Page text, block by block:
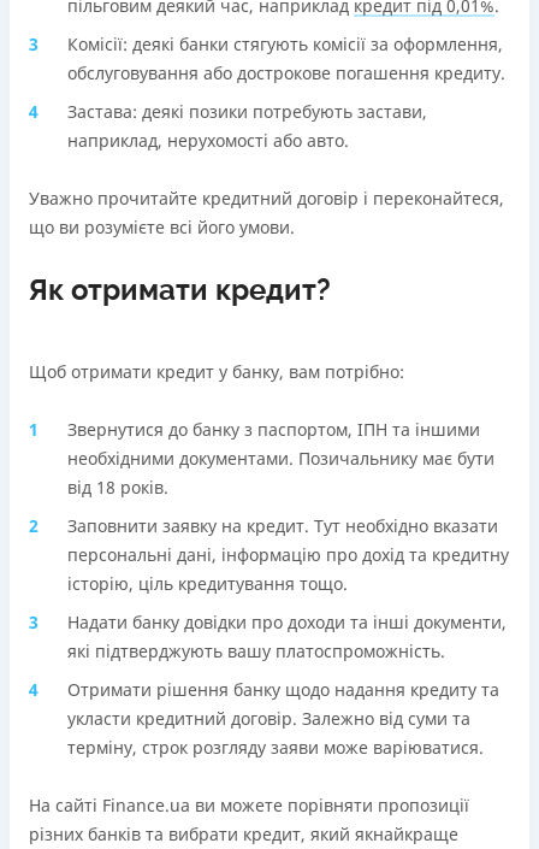
пільговим деякий час, наприклад кредит під 0,01%.
Комісії: деякі банки стягують комісії за оформлення,
обслуговування або дострокове погашення кредиту.
Застава: деякі позики потребують застави,
наприклад, нерухомості або авто.
Уважно прочитайте кредитний договір і переконайтеся,
що ви розумієте всі його умови.
Як отримати кредит?
Щоб отримати кредит у банку, вам потрібно:
Звернутися до банку з паспортом, ІПН та іншими
необхідними документами. Позичальнику має бути
від 18 років.
Заповнити заявку на кредит. Тут необхідно вказати
персональні дані, інформацію про дохід та кредитну
історію, ціль кредитування тощо.
Надати банку довідки про доходи та інші документи,
які підтверджують вашу платоспроможність.
Отримати рішення банку щодо надання кредиту та
укласти кредитний договір. Залежно від суми та
терміну, строк розгляду заяви може варіюватися.
На сайті Finance.ua ви можете порівняти пропозиції
різних банків та вибрати кредит, який якнайкраще